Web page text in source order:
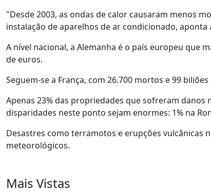
"Desde 2003, as ondas de calor causaram menos
instalação de aparelhos de ar condicionado, aponta
A nível nacional, a Alemanha é o país europeu que
de euros.
Seguem-se a França, com 26.700 mortos e 99
Apenas 23% das propriedades que sofreram
disparidades neste ponto sejam enormes: 1% na
Desastres como terramotos e erupções vulcânicas
meteorológicos.
Mais Vistas